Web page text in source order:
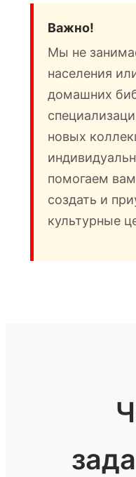
Важно!
Мы не
населения
домашних
новых
помогаем
создать и
культурные